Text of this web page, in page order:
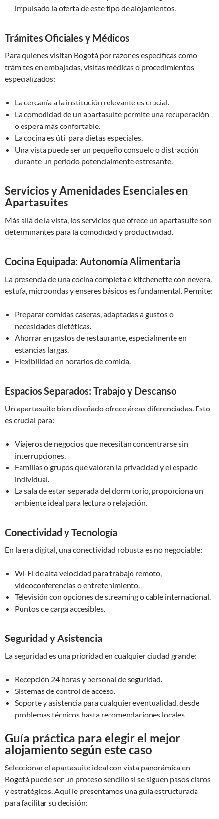
impulsado la oferta de este tipo de alojamientos.
Trámites Oficiales y Médicos
Para quienes visitan Bogotá por razones específicas como
trámites en embajadas, visitas médicas o procedimientos
especializados:
La cercanía a la institución relevante es crucial.
La comodidad de un apartasuite permite una recuperación
o espera más confortable.
La cocina es útil para dietas especiales.
Una vista puede ser un pequeño consuelo o distracción
durante un periodo potencialmente estresante.
Servicios y Amenidades Esenciales en
Apartasuites
Más allá de la vista, los servicios que ofrece un apartasuite son
determinantes para la comodidad y productividad.
Cocina Equipada: Autonomía Alimentaria
La presencia de una cocina completa o kitchenette con nevera,
estufa, microondas y enseres básicos es fundamental. Permite:
Preparar comidas caseras, adaptadas a gustos o
necesidades dietéticas.
Ahorrar en gastos de restaurante, especialmente en
estancias largas.
Flexibilidad en horarios de comida.
Espacios Separados: Trabajo y Descanso
Un apartasuite bien diseñado ofrece áreas diferenciadas. Esto
es crucial para:
Viajeros de negocios que necesitan concentrarse sin
interrupciones.
Familias o grupos que valoran la privacidad y el espacio
individual.
La sala de estar, separada del dormitorio, proporciona un
ambiente ideal para lectura o relajación.
Conectividad y Tecnología
En la era digital, una conectividad robusta es no negociable:
Wi-Fi de alta velocidad para trabajo remoto,
videoconferencias o entretenimiento.
Televisión con opciones de streaming o cable internacional.
Puntos de carga accesibles.
Seguridad y Asistencia
La seguridad es una prioridad en cualquier ciudad grande:
Recepción 24 horas y personal de seguridad.
Sistemas de control de acceso.
Soporte y asistencia para cualquier eventualidad, desde
problemas técnicos hasta recomendaciones locales.
Guía práctica para elegir el mejor
alojamiento según este caso
Seleccionar el apartasuite ideal con vista panorámica en
Bogotá puede ser un proceso sencillo si se siguen pasos claros
y estratégicos. Aquí le presentamos una guía estructurada
para facilitar su decisión: